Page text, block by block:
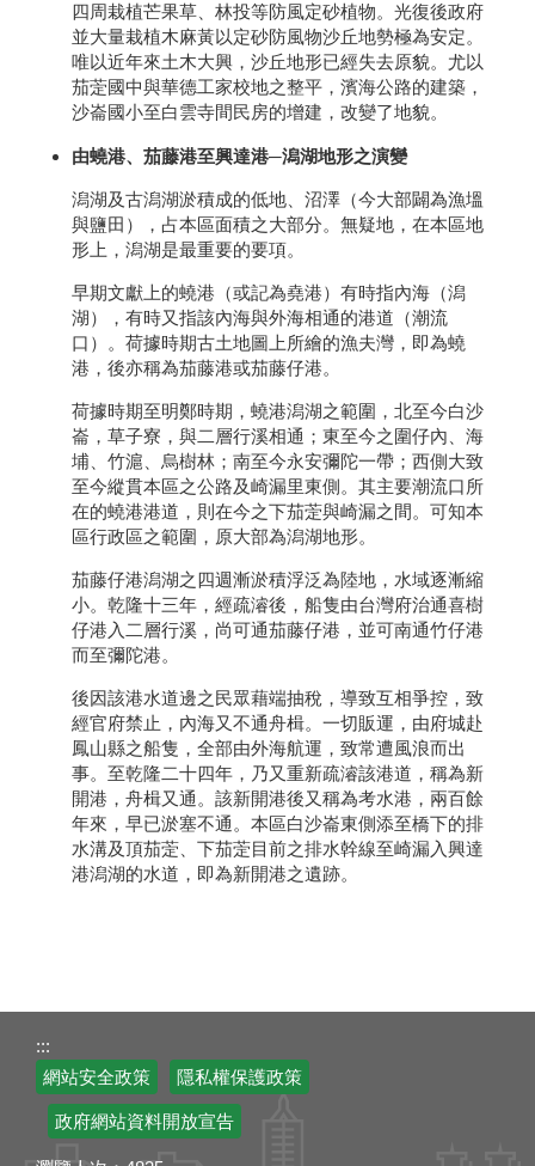
四周栽植芒果草、林投等防風定砂植物。光復後政府
並大量栽植木麻黃以定砂防風物沙丘地勢極為安定。
唯以近年來土木大興，沙丘地形已經失去原貌。尤以
茄萣國中與華德工家校地之整平，濱海公路的建築，
沙崙國小至白雲寺間民房的增建，改變了地貌。
由蟯港、茄藤港至興達港─潟湖地形之演變
潟湖及古潟湖淤積成的低地、沼澤（今大部闢為漁塭
與鹽田），占本區面積之大部分。無疑地，在本區地
形上，潟湖是最重要的要項。
早期文獻上的蟯港（或記為堯港）有時指內海（潟
湖），有時又指該內海與外海相通的港道（潮流
口）。荷據時期古土地圖上所繪的漁夫灣，即為蟯
港，後亦稱為茄藤港或茄藤仔港。
荷據時期至明鄭時期，蟯港潟湖之範圍，北至今白沙
崙，草子寮，與二層行溪相通；東至今之圍仔內、海
埔、竹滬、烏樹林；南至今永安彌陀一帶；西側大致
至今縱貫本區之公路及崎漏里東側。其主要潮流口所
在的蟯港港道，則在今之下茄萣與崎漏之間。可知本
區行政區之範圍，原大部為潟湖地形。
茄藤仔港潟湖之四週漸淤積浮泛為陸地，水域逐漸縮
小。乾隆十三年，經疏濬後，船隻由台灣府治通喜樹
仔港入二層行溪，尚可通茄藤仔港，並可南通竹仔港
而至彌陀港。
後因該港水道邊之民眾藉端抽稅，導致互相爭控，致
經官府禁止，內海又不通舟楫。一切販運，由府城赴
鳳山縣之船隻，全部由外海航運，致常遭風浪而出
事。至乾隆二十四年，乃又重新疏濬該港道，稱為新
開港，舟楫又通。該新開港後又稱為考水港，兩百餘
年來，早已淤塞不通。本區白沙崙東側添至橋下的排
水溝及頂茄萣、下茄萣目前之排水幹線至崎漏入興達
港潟湖的水道，即為新開港之遺跡。
:::
網站安全政策
隱私權保護政策
政府網站資料開放宣告